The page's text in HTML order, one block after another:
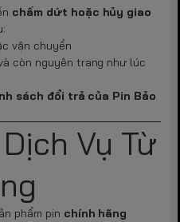
chấm dứt hoặc hủy giao
vận chuyển
còn nguyên trạng như lúc
sách đổi trả của Pin Bảo
Vụ Từ
phẩm pin chính hãng